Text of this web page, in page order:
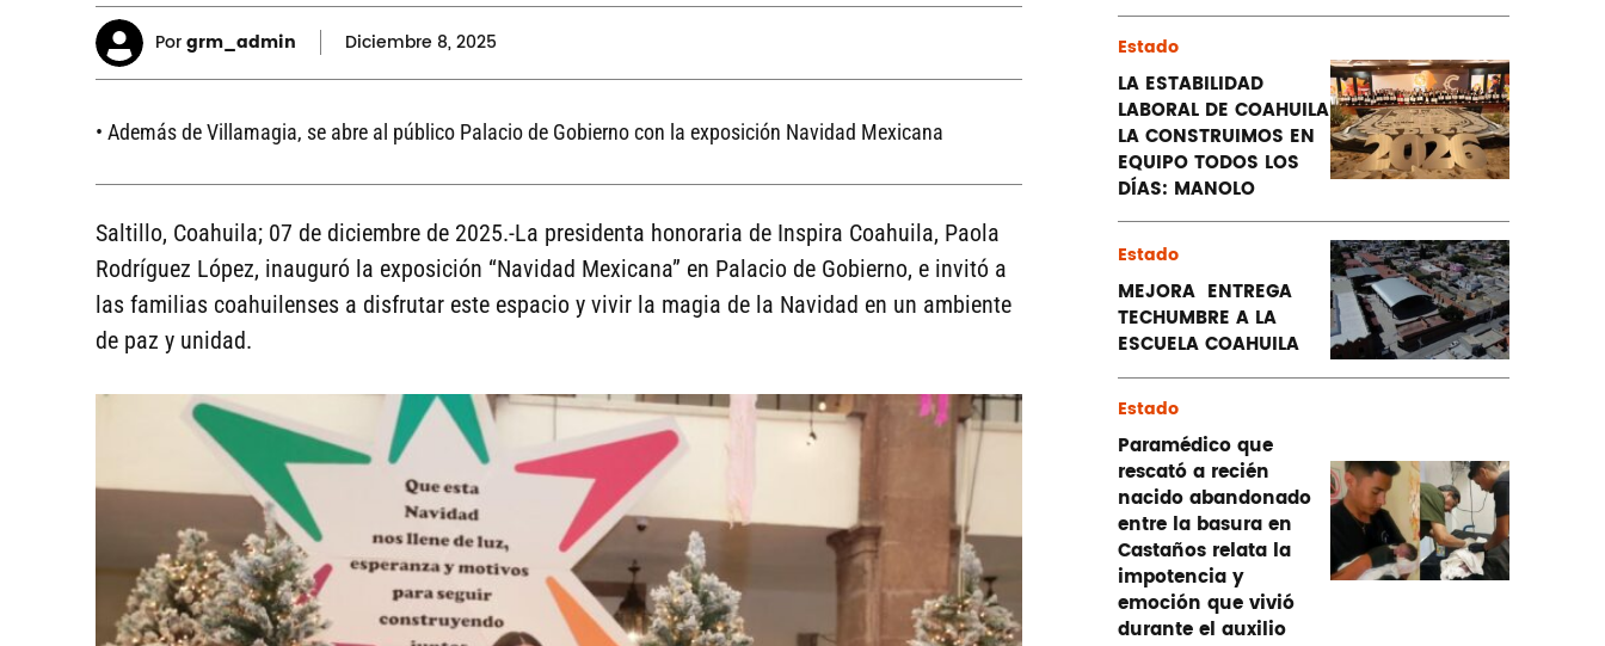
Porgrm_admin Diciembre 8, 2025
• Además de Villamagia, se abre al público Palacio de Gobierno con la exposición Navidad Mexicana
Saltillo, Coahuila; 07 de diciembre de 2025.-La presidenta honoraria de Inspira Coahuila, Paola
Rodríguez López, inauguró la exposición “Navidad Mexicana” en Palacio de Gobierno, e invitó a
las familias coahuilenses a disfrutar este espacio y vivir la magia de la Navidad en un ambiente
de paz y unidad.
Estado
LA ESTABILIDAD
LABORAL DE COAHUILA
LA CONSTRUIMOS EN
EQUIPO TODOS LOS
DÍAS: MANOLO
Estado
MEJORA ENTREGA
TECHUMBRE A LA
ESCUELA COAHUILA
Estado
Paramédico que
rescató a recién
nacido abandonado
entre la basura en
Castaños relata la
impotencia y
emoción que vivió
durante el auxilio